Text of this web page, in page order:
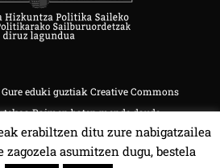
Gure eduki guztiak Creative Commons
Baimen baten mende daude.
erabiltzen ditu zure nabigatzailea
zagozela asumitzen dugu, bestela